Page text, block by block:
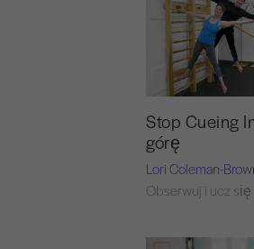
Stop Cueing
górę
Lori Coleman-
Obserwuj i ucz się